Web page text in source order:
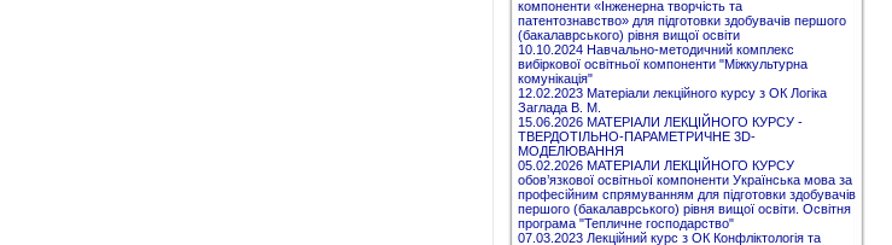
компоненти «Інженерна творчість та
патентознавство» для підготовки здобувачів першого
(бакалаврського) рівня вищої освіти
10.10.2024 Навчально-методичний комплекс
вибіркової освітньої компоненти "Міжкультурна
комунікація"
12.02.2023 Матеріали лекційного курсу з ОК Логіка
Заглада В. М.
15.06.2026 МАТЕРІАЛИ ЛЕКЦІЙНОГО КУРСУ -
ТВЕРДОТІЛЬНО-ПАРАМЕТРИЧНЕ 3D-
МОДЕЛЮВАННЯ
05.02.2026 МАТЕРІАЛИ ЛЕКЦІЙНОГО КУРСУ
обов’язкової освітньої компоненти Українська мова за
професійним спрямуванням для підготовки здобувачів
першого (бакалаврського) рівня вищої освіти. Освітня
програма "Тепличне господарство"
07.03.2023 Лекційний курс з ОК Конфліктологія та